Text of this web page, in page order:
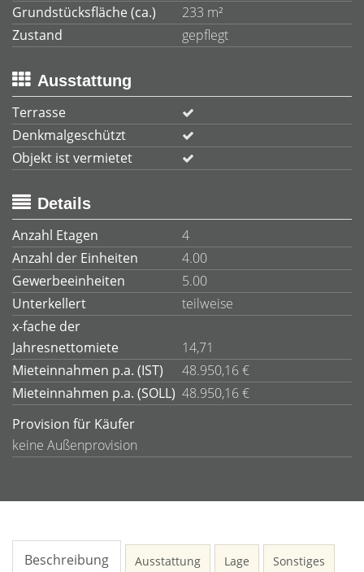
Grundstücksfläche (ca.)
233 m²
Zustand
gepflegt
Ausstattung
Terrasse
Denkmalgeschützt
Objekt ist vermietet
Details
Anzahl Etagen
4
Anzahl der Einheiten
4.00
Gewerbeeinheiten
5.00
Unterkellert
teilweise
x-fache der
Jahresnettomiete
14,71
Mieteinnahmen p.a. (IST)
48.950,16 €
Mieteinnahmen p.a. (SOLL) 48.950,16 €
Provision für Käufer
keine Außenprovision
Beschreibung Ausstattung Lage Sonstiges